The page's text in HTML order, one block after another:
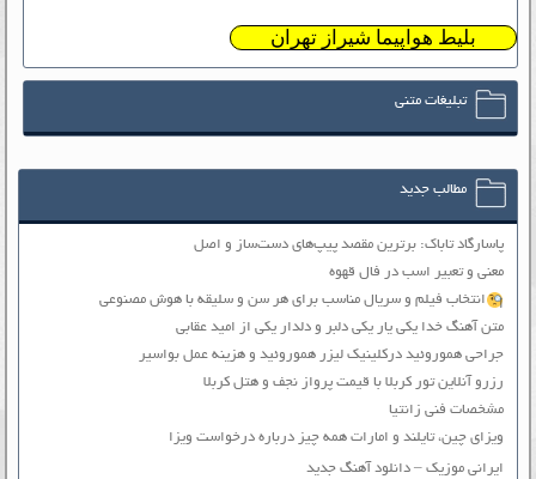
بلیط هواپیما شیراز تهران
تبلیغات متنی
مطالب جدید
پاسارگاد تاباک: برترین مقصد پیپ‌های دست‌ساز و اصل
معنی و تعبیر اسب در فال قهوه
انتخاب فیلم و سریال مناسب برای هر سن و سلیقه با هوش مصنوعی
متن آهنگ خدا یکی یار یکی دلبر و دلدار یکی از امید عقابی
جراحی هموروئید درکلینیک لیزر هموروئید و هزینه عمل بواسیر
رزرو آنلاین تور کربلا با قیمت پرواز نجف و هتل کربلا
مشخصات فنی زانتیا
ویزای چین، تایلند و امارات همه چیز درباره درخواست ویزا
ایرانی موزیک – دانلود آهنگ جدید